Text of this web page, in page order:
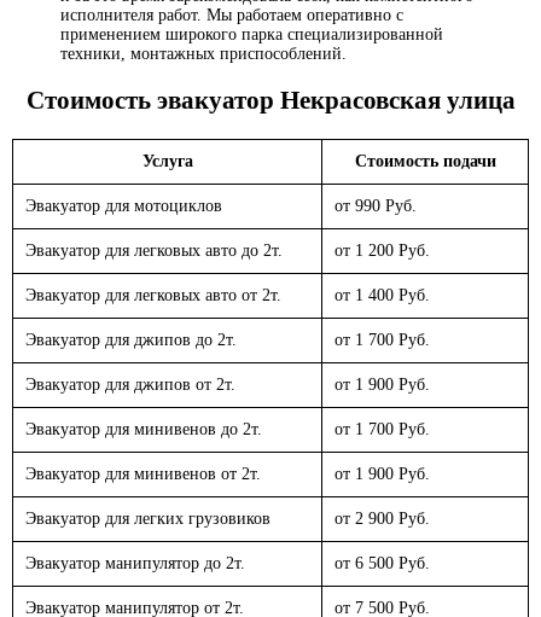
исполнителя работ. Мы работаем оперативно с
применением широкого парка специализированной
техники, монтажных приспособлений.
Стоимость эвакуатор Некрасовская улица
Услуга Стоимость подачи
Эвакуатор для мотоциклов от 990 Руб.
Эвакуатор для легковых авто до 2т. от 1 200 Руб.
Эвакуатор для легковых авто от 2т. от 1 400 Руб.
Эвакуатор для джипов до 2т. от 1 700 Руб.
Эвакуатор для джипов от 2т. от 1 900 Руб.
Эвакуатор для минивенов до 2т. от 1 700 Руб.
Эвакуатор для минивенов от 2т. от 1 900 Руб.
Эвакуатор для легких грузовиков от 2 900 Руб.
Эвакуатор манипулятор до 2т. от 6 500 Руб.
Эвакуатор манипулятор от 2т. от 7 500 Руб.